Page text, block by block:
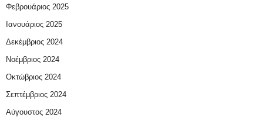
Φεβρουάριος 2025
Ιανουάριος 2025
Δεκέμβριος 2024
Νοέμβριος 2024
Οκτώβριος 2024
Σεπτέμβριος 2024
Αύγουστος 2024